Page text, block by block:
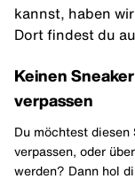
kannst, haben
Dort findest du
Keinen
verpassen
Du möchtest diesen
verpassen, oder
werden? Dann hol